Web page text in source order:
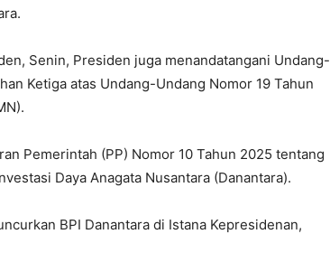
Senin, Presiden juga menandatangani Undang-
Ketiga atas Undang-Undang Nomor 19 Tahun
Pemerintah (PP) Nomor 10 Tahun 2025 tentang
Daya Anagata Nusantara (Danantara).
BPI Danantara di Istana Kepresidenan,